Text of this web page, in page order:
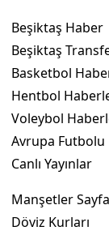
Beşiktaş Haber
Beşiktaş
Basketbol
Hentbol
Voleybol
Avrupa Futbolu
Canlı Yayınlar
Manşetler
Döviz Kurları